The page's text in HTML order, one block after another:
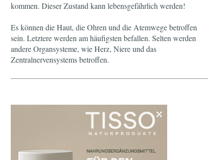
kommen. Dieser Zustand kann lebensgefährlich werden!
Es können die Haut, die Ohren und die Atemwege betroffen
sein. Letztere werden am häufigsten befallen. Selten werden
andere Organsysteme, wie Herz, Niere und das
Zentralnervensystems betroffen.